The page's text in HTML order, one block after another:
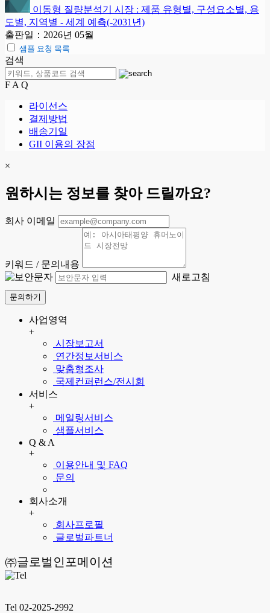
이동형 질량분석기 시장 : 제품 유형별, 구성요소별, 용
도별, 지역별 - 세계 예측(-2031년)
출판일：2026년 05월
샘플 요청 목록
검색
F A Q
라이선스
결제방법
배송기일
GII 이용의 장점
×
원하시는 정보를 찾아 드릴까요?
회사 이메일
키워드 / 문의내용
새로고침
문의하기
사업영역
+
시장보고서
연간정보서비스
맞춤형조사
국제컨퍼런스/전시회
서비스
+
메일링서비스
샘플서비스
Q & A
+
이용안내 및 FAQ
문의
회사소개
+
회사프로필
글로벌파트너
㈜글로벌인포메이션
Tel 02-2025-2992